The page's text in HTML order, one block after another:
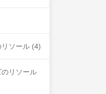
ソール (4)
リソール